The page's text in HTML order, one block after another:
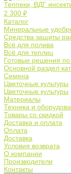
Теппеки, ВДГ
2 300 ₽
Каталог
Минеральные
Средства защиты
Всё для полива
Всё для теплиц
Готовые решения
Основной раздел
Семена
Цветочные культуры
Цветочные культуры
Материалы
Техника и
Товары со скидкой
Доставка и оплата
Оплата
Доставка
Условия возврата
О компании
Производители
Контакты